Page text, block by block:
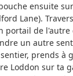
ensuite
Lane).
portail de
un autre
prends à
Loddon sur ta